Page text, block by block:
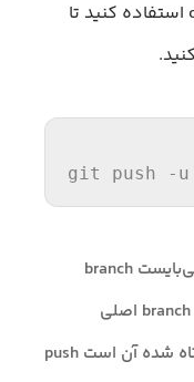
ریموت می‌توانید از نام کوتاه origin استفاده کنید تا
git push -
دستور بالا به این معناست که Git می‌بایست branch
اصلی شما که master نام دارد را به branch اصلی
ریپازیتوری ریموت که origin نام کوتاه شده آن است push